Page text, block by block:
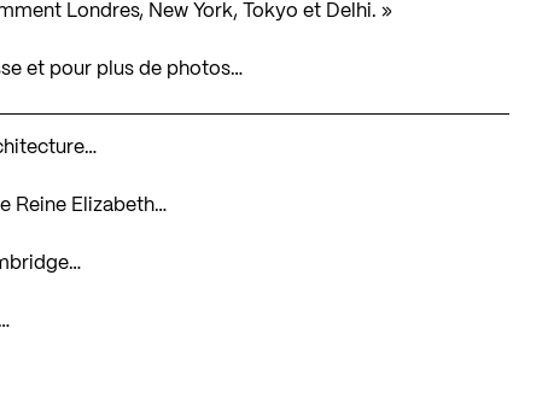
Londres, New York, Tokyo et Delhi. »
et pour plus de photos…
Reine Elizabeth…